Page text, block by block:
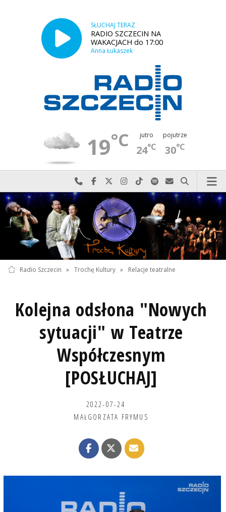
SŁUCHAJ TERAZ
RADIO SZCZECIN NA
WAKACJACH do 17:00
Anna Łukaszek
19°C jutro
24°C
pojutrze
30°C
Najlepiej po prostu do nas zadzwoń
Odwiedź nas na Facebook-u
Odwiedź nas na X
Odwiedź nas na Instagram-ie
Odwiedź nas na TikTok-u
Szukaj nas na Spotify
Wyślij do nas
Szukaj
Radio Szczecin » Trochę Kultury » Relacje teatralne
Kolejna odsłona "Nowych
sytuacji" w Teatrze
Współczesnym
[POSŁUCHAJ]
2022-07-24
MAŁGORZATA FRYMUS